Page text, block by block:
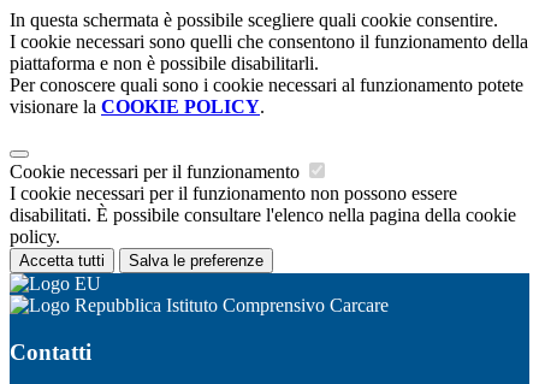
In questa schermata è possibile scegliere quali cookie consentire.
I cookie necessari sono quelli che consentono il funzionamento della
piattaforma e non è possibile disabilitarli.
Per conoscere quali sono i cookie necessari al funzionamento potete
visionare la COOKIE POLICY.
Cookie necessari per il funzionamento
I cookie necessari per il funzionamento non possono essere
disabilitati. È possibile consultare l'elenco nella pagina della cookie
policy.
Accetta tutti Salva le preferenze
Istituto Comprensivo Carcare
Contatti